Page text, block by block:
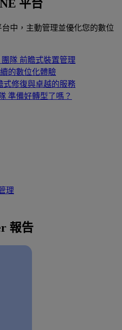
平台
中，主動管理並優化您的數位
隊 前瞻式裝置管理
的數位化體驗
式修復與卓越的服務
準備好轉型了嗎？
理
報告